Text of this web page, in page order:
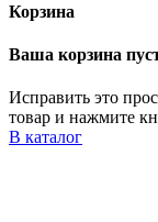
Корзина
Ваша корзина
Исправить это
товар и нажмите
В каталог